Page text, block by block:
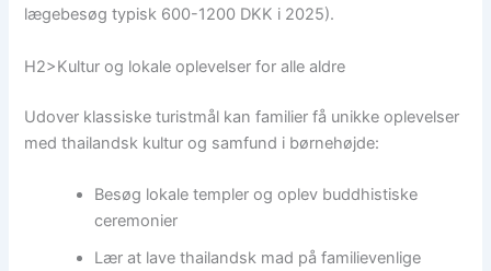
lægebesøg typisk 600-1200 DKK i 2025).
H2>Kultur og lokale oplevelser for alle aldre
Udover klassiske turistmål kan familier få unikke oplevelser
med thailandsk kultur og samfund i børnehøjde:
Besøg lokale templer og oplev buddhistiske
ceremonier
Lær at lave thailandsk mad på familievenlige